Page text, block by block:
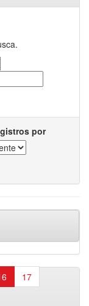
por
17